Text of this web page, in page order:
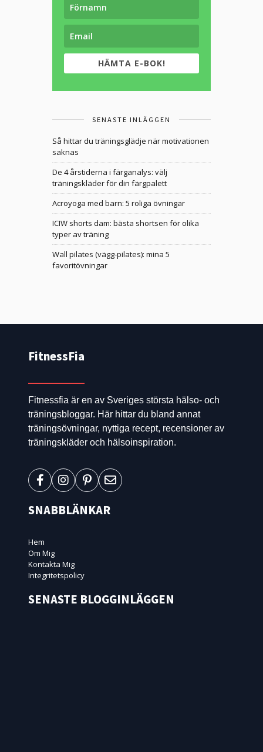
HÄMTA E-BOK!
SENASTE INLÄGGEN
Så hittar du träningsglädje när motivationen
saknas
De 4 årstiderna i färganalys: välj
träningskläder för din färgpalett
Acroyoga med barn: 5 roliga övningar
ICIW shorts dam: bästa shortsen för olika
typer av träning
Wall pilates (vägg-pilates): mina 5
favoritövningar
FitnessFia
Fitnessfia är en av Sveriges största hälso- och
träningsbloggar. Här hittar du bland annat
träningsövningar, nyttiga recept, recensioner av
träningskläder och hälsoinspiration.
SNABBLÄNKAR
Hem
Om Mig
Kontakta Mig
Integritetspolicy
SENASTE BLOGGINLÄGGEN